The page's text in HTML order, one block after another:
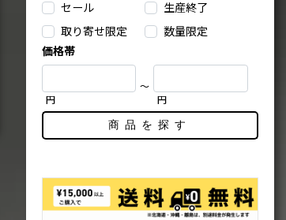
セール
生産終了
取り寄せ限定
数量限定
価格帯
円
～
円
商品を探す